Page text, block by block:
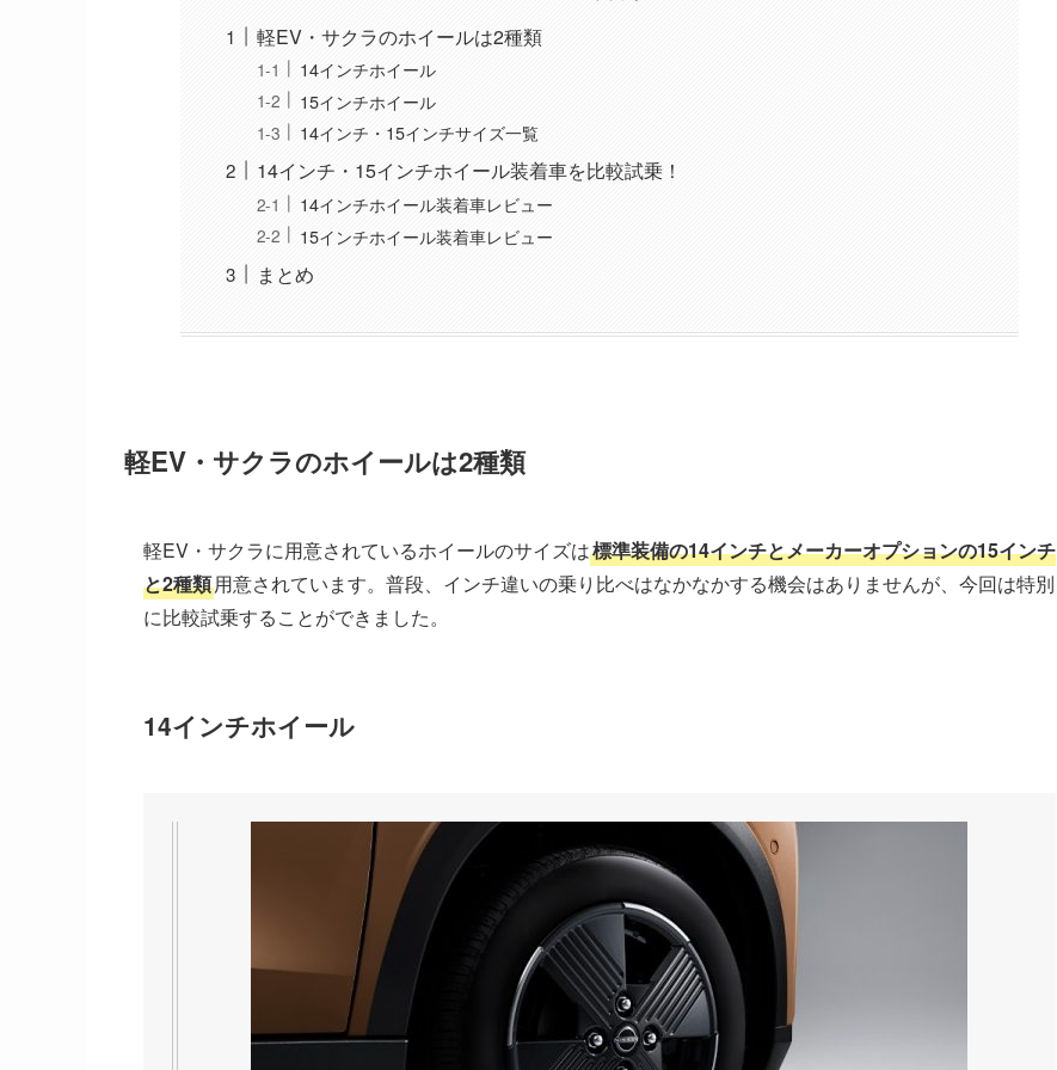
軽EV・サクラのホイールは2種類
14インチホイール
15インチホイール
14インチ・15インチサイズ一覧
14インチ・15インチホイール装着車を比較試乗！
14インチホイール装着車レビュー
15インチホイール装着車レビュー
まとめ
軽EV・サクラのホイールは2種類
軽EV・サクラに用意されているホイールのサイズは標準装備の14インチとメーカーオプションの15インチ
と2種類用意されています。普段、インチ違いの乗り比べはなかなかする機会はありませんが、今回は特別
に比較試乗することができました。
14インチホイール